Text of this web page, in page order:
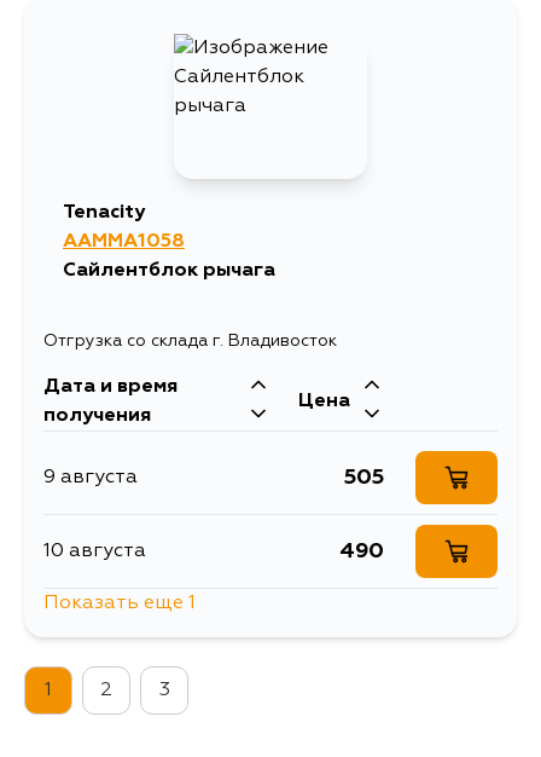
Tenacity
AAMMA1058
Сайлентблок рычага
Отгрузка со склада г. Владивосток
Дата и время
получения
Цена
9 августа 505
10 августа 490
Показать еще 1
1 2 3